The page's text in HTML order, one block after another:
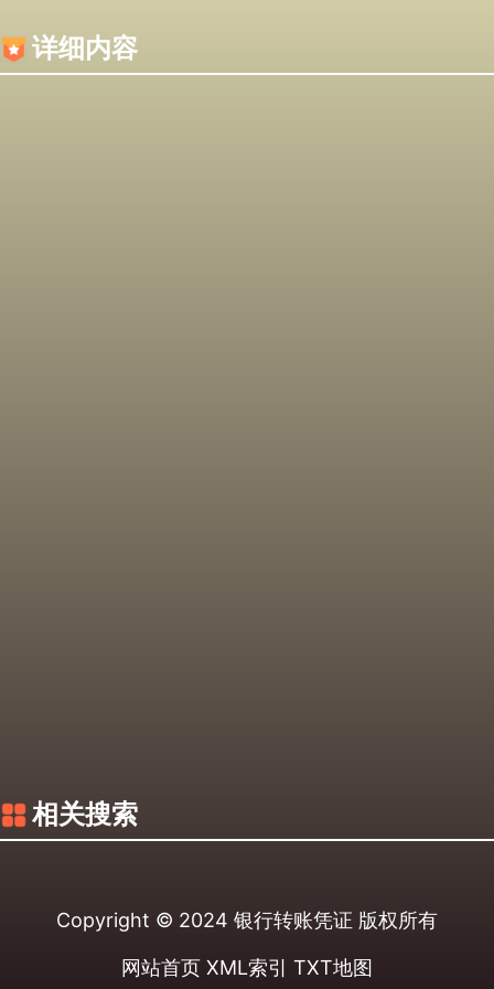
详细内容
相关搜索
Copyright © 2024 银行转账凭证 版权所有
网站首页 XML索引 TXT地图